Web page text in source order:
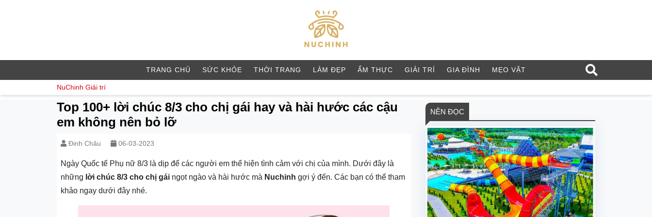
TRANG CHỦ SỨC KHỎE THỜI TRANG LÀM ĐẸP ẨM THỰC GIẢI TRÍ GIA ĐÌNH MẸO VẶT
NuChinh Giải trí
Top 100+ lời chúc 8/3 cho chị gái hay và hài hước các cậu
em không nên bỏ lỡ
Đinh Châu 06-03-2023
Ngày Quốc tế Phụ nữ 8/3 là dịp để các người em thể hiện tình cảm với chị của mình. Dưới đây là
những lời chúc 8/3 cho chị gái ngọt ngào và hài hước mà Nuchinh gợi ý đến. Các bạn có thể tham
khảo ngay dưới đây nhé.
NÊN ĐỌC